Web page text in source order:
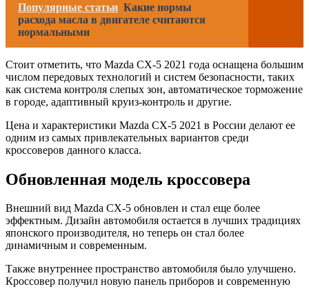
Популярные статьи Какие нормы
расхода масла в двигателе считаются
нормальными
Стоит отметить, что Mazda CX-5 2021 года оснащена большим
числом передовых технологий и систем безопасности, таких
как система контроля слепых зон, автоматическое торможение
в городе, адаптивный круиз-контроль и другие.
Цена и характеристики Mazda CX-5 2021 в России делают ее
одним из самых привлекательных вариантов среди
кроссоверов данного класса.
Обновленная модель кроссовера
Внешний вид Mazda CX-5 обновлен и стал еще более
эффектным. Дизайн автомобиля остается в лучших традициях
японского производителя, но теперь он стал более
динамичным и современным.
Также внутреннее пространство автомобиля было улучшено.
Кроссовер получил новую панель приборов и современную